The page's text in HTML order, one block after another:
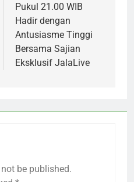
Pukul 21.00 WIB
Hadir dengan
Antusiasme Tinggi
Bersama Sajian
Eksklusif JalaLive
be published.